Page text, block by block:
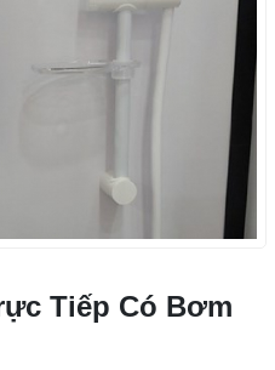
Tiếp Có Bơm